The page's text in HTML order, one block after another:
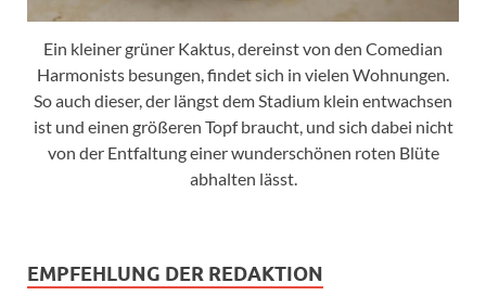
Ein kleiner grüner Kaktus, dereinst von den Comedian
Harmonists besungen, findet sich in vielen Wohnungen.
So auch dieser, der längst dem Stadium klein entwachsen
ist und einen größeren Topf braucht, und sich dabei nicht
von der Entfaltung einer wunderschönen roten Blüte
abhalten lässt.
EMPFEHLUNG DER REDAKTION